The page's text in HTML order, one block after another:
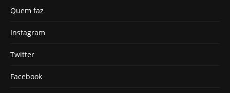
Quem faz
Instagram
Twitter
Facebook